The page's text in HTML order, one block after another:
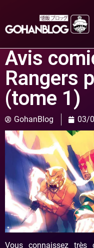
Avis
Rangers
(tome 1)
GohanBlog 03/
Vous connaissez très